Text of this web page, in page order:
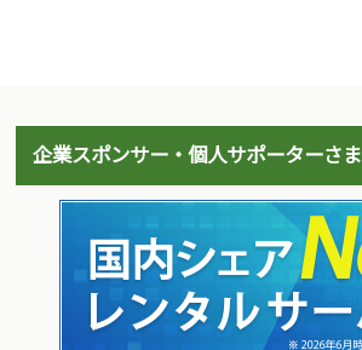
企業スポンサー・個人サポーターさま